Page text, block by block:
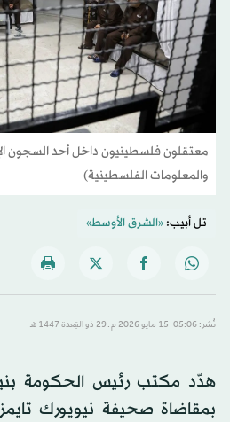
معتقلون فلسطينيون داخل أحد السجون
والمعلومات الفلسطينية)
تل أبيب:«الشرق الأوسط»
نُشر: 05:06-15 مايو 2026 م ـ 29 ذو القِعدة 1447 هـ
هدّد مكتب رئيس الحكومة
بمقاضاة صحيفة نيويورك